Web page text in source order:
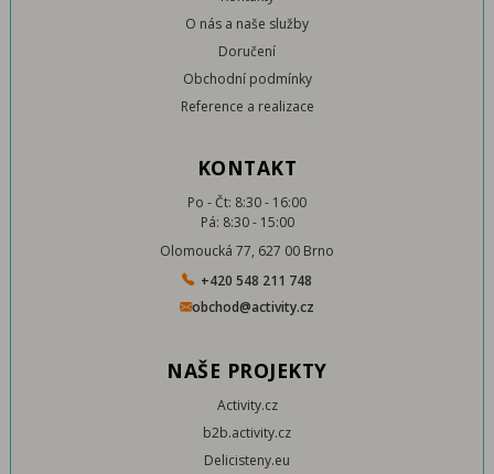
O nás a naše služby
Doručení
Obchodní podmínky
Reference a realizace
KONTAKT
Po - Čt: 8:30 - 16:00
Pá: 8:30 - 15:00
Olomoucká 77, 627 00 Brno
+420 548 211 748
obchod@activity.cz
NAŠE PROJEKTY
Activity.cz
b2b.activity.cz
Delicisteny.eu